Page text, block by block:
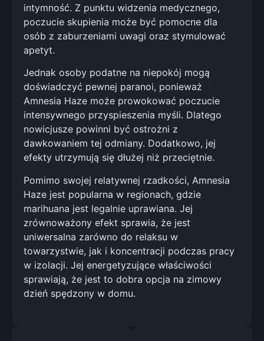
intymność. Z punktu widzenia medycznego,
poczucie skupienia może być pomocne dla
osób z zaburzeniami uwagi oraz stymulować
apetyt.
Jednak osoby podatne na niepokój mogą
doświadczyć pewnej paranoi, ponieważ
Amnesia Haze może prowokować poczucie
intensywnego przyspieszenia myśli. Dlatego
nowicjusze powinni być ostrożni z
dawkowaniem tej odmiany. Dodatkowo, jej
efekty utrzymują się dłużej niż przeciętnie.
Pomimo swojej relatywnej rzadkości, Amnesia
Haze jest popularna w regionach, gdzie
marihuana jest legalnie uprawiana. Jej
zrównoważony efekt sprawia, że jest
uniwersalna zarówno do relaksu w
towarzystwie, jak i koncentracji podczas pracy
w izolacji. Jej energetyzujące właściwości
sprawiają, że jest to dobra opcja na zimowy
dzień spędzony w domu.